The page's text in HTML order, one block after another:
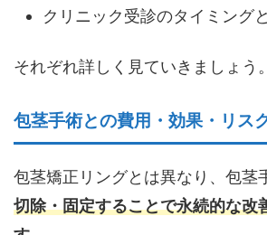
クリニック受診のタイミング
それぞれ詳しく見ていきましょう。
包茎手術との費用・効果・リス
包茎矯正リングとは異なり、包茎
切除・固定することで永続的な改